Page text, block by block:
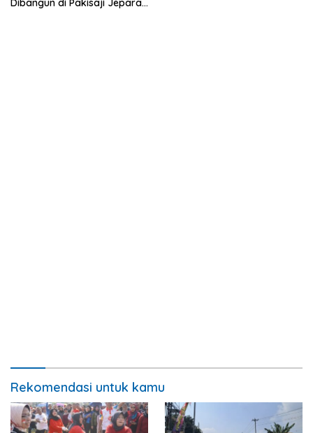
Dibangun di Pakisaji Jepara,
Rekomendasi untuk kamu